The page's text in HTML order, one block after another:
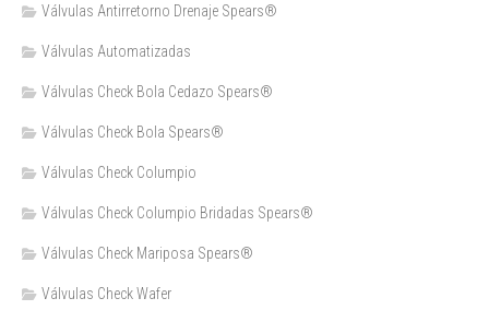
Válvulas Antirretorno Drenaje Spears®
Válvulas Automatizadas
Válvulas Check Bola Cedazo Spears®
Válvulas Check Bola Spears®
Válvulas Check Columpio
Válvulas Check Columpio Bridadas Spears®
Válvulas Check Mariposa Spears®
Válvulas Check Wafer